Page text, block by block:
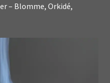
– Blomme, Orkidé,